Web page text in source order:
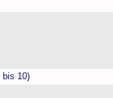
bis 10)